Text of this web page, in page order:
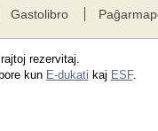
Gastolibro
rezervitaj.
kun E-dukati kaj ESF.